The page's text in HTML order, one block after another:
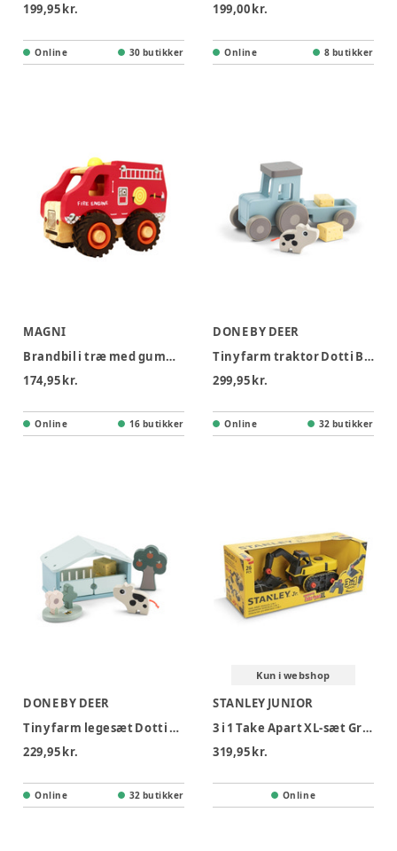
199,95 kr.
Online 30 butikker
199,00 kr.
Online 8 butikker
MAGNI
Brandbil i træ med gummihjul
174,95 kr.
Online 16 butikker
DONE BY DEER
Tiny farm traktor Dotti Blå
299,95 kr.
Online 32 butikker
DONE BY DEER
Tiny farm legesæt Dotti Farvemix
229,95 kr.
Online 32 butikker
Kun i webshop
STANLEY JUNIOR
3 i 1 Take Apart XL-sæt Gravemaskine
319,95 kr.
Online